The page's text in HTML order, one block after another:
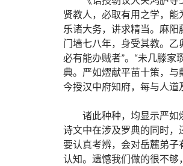
贤教人，必取有用之学，
乐诸大务，讲求精当。麻
门墙七八年，身受其教。
必有能办贼者”。“未几滕家
典。严如熤献平苗十策，
今授汉中府知府，每与人道
诸此种种，均显示严如
诗文中在涉及罗典的同时，
要认真考辨，会对岳麓弟
认知。遗憾我们做的很不